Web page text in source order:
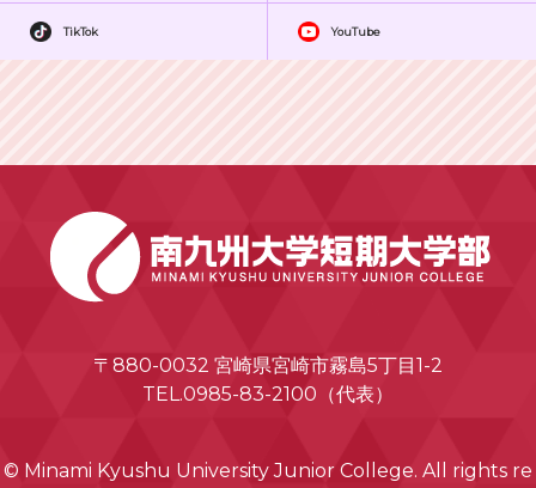
TikTok YouTube
〒880-0032 宮崎県宮崎市霧島5丁目1-2
TEL.0985-83-2100（代表）
© Minami Kyushu University Junior College. All rights re